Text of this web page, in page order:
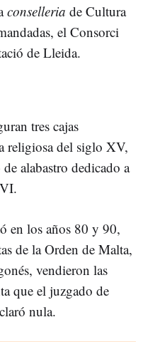
conselleria de Cultura
el Consorci
de Lleida.
tres cajas
religiosa del siglo XV,
alabastro dedicado a
en los años 80 y 90,
de la Orden de Malta,
vendieron las
que el juzgado de
nula.